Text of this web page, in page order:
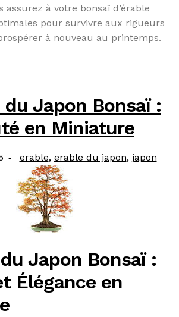
assurez à votre bonsaï d’érable
pour survivre aux rigueurs
à nouveau au printemps.
du Japon Bonsaï :
en Miniature
Catégories
erable, erable du japon, japon
du Japon Bonsaï :
Élégance en